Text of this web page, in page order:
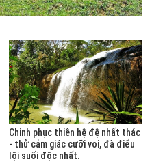
Chinh phục thiên hệ đệ nhất thác
- thử cảm giác cưỡi voi, đà điểu
lội suối độc nhất.